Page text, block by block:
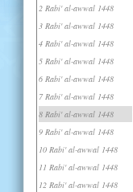
2 Rabi' al-awwal 1448
3 Rabi' al-awwal 1448
4 Rabi' al-awwal 1448
5 Rabi' al-awwal 1448
6 Rabi' al-awwal 1448
7 Rabi' al-awwal 1448
8 Rabi' al-awwal 1448
9 Rabi' al-awwal 1448
10 Rabi' al-awwal 1448
11 Rabi' al-awwal 1448
12 Rabi' al-awwal 1448